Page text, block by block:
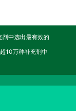
中选出最有效的
10万种补充剂中